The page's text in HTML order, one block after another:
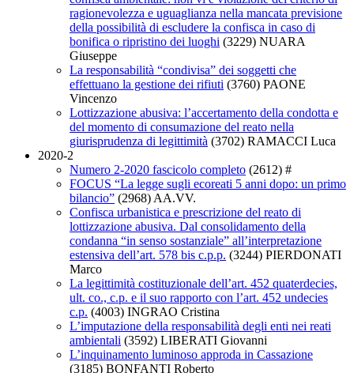
ragionevolezza e uguaglianza nella mancata previsione
della possibilità di escludere la confisca in caso di
bonifica o ripristino dei luoghi (3229) NUARA
Giuseppe
La responsabilità “condivisa” dei soggetti che
effettuano la gestione dei rifiuti (3760) PAONE
Vincenzo
Lottizzazione abusiva: l’accertamento della condotta e
del momento di consumazione del reato nella
giurisprudenza di legittimità (3702) RAMACCI Luca
2020-2
Numero 2-2020 fascicolo completo (2612) #
FOCUS “La legge sugli ecoreati 5 anni dopo: un primo
bilancio” (2968) AA.VV.
Confisca urbanistica e prescrizione del reato di
lottizzazione abusiva. Dal consolidamento della
condanna “in senso sostanziale” all’interpretazione
estensiva dell’art. 578 bis c.p.p. (3244) PIERDONATI
Marco
La legittimità costituzionale dell’art. 452 quaterdecies,
ult. co., c.p. e il suo rapporto con l’art. 452 undecies
c.p. (4003) INGRAO Cristina
L’imputazione della responsabilità degli enti nei reati
ambientali (3592) LIBERATI Giovanni
L’inquinamento luminoso approda in Cassazione
(3185) BONFANTI Roberto